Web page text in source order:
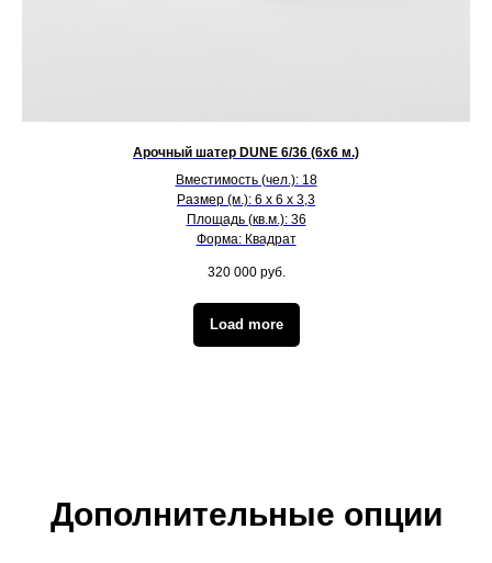
Арочный шатер DUNE 6/36 (6х6 м.)
Вместимость (чел.): 18
Размер (м.): 6 х 6 х 3,3
Площадь (кв.м.): 36
Форма: Квадрат
320 000 руб.
Load more
Дополнительные опции